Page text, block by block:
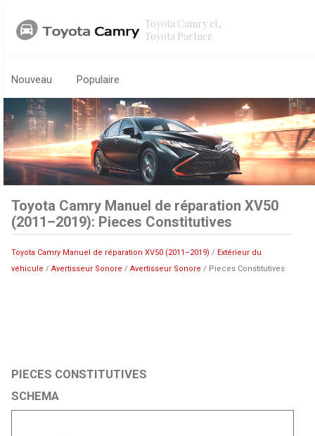
Toyota Camry et,
Toyota Partner.
Nouveau Populaire
Toyota Camry Manuel de réparation XV50
(2011–2019): Pieces Constitutives
Toyota Camry Manuel de réparation XV50 (2011–2019) / Extérieur du
véhicule /Avertisseur Sonore /Avertisseur Sonore / Pieces Constitutives
PIECES CONSTITUTIVES
SCHEMA